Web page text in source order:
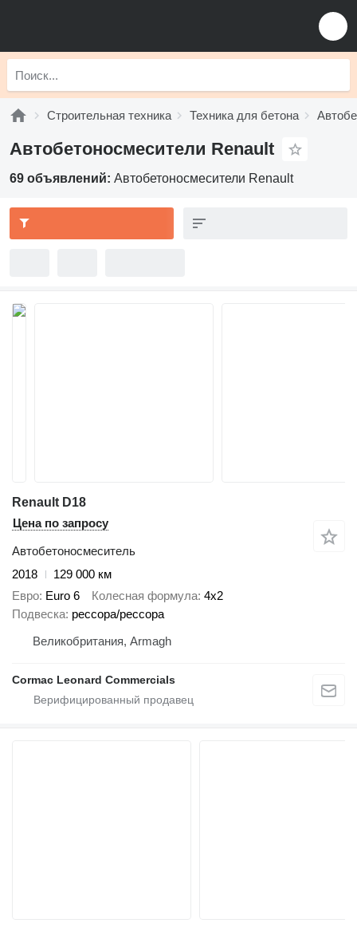
Строительная техника Техника для бетона
Автобетоносмесители Renault
69 объявлений: Автобетоносмесители Renault
Renault D18
Цена по запросу
Автобетоносмеситель
2018
129 000 км
Евро Euro 6 Колесная формула 4x2
Подвеска рессора/рессора
Великобритания, Armagh
Cormac Leonard Commercials